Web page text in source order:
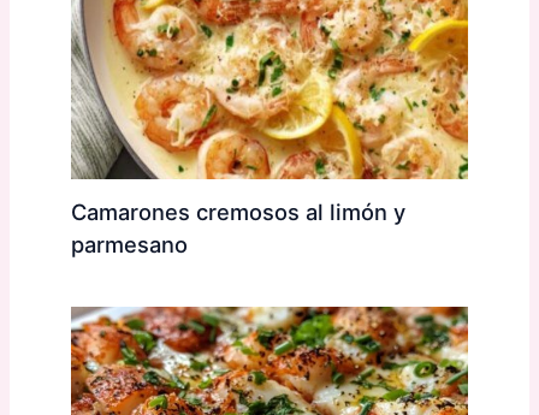
Camarones cremosos al limón y
parmesano